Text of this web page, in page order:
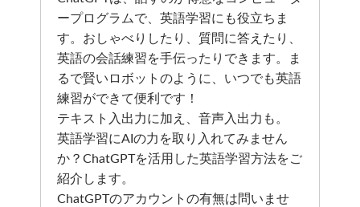
ープログラムで、英語学習にも役立ちま
す。おしゃべりしたり、質問に答えたり、
英語の会話練習を手伝ったりできます。ま
るで賢いロボットのように、いつでも英語
練習ができて便利です！
テキスト入出力に加え、音声入出力も。
英語学習にAIの力を取り入れてみません
か？ChatGPTを活用した英語学習方法をご
紹介します。
ChatGPTのアカウントの有無は問いませ